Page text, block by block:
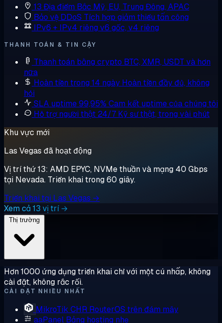
13 Địa điểm Bắc Mỹ, EU, Trung Đông, APAC
Bảo vệ DDoS Tích hợp giảm thiểu tấn công
IPv6 + IPv4 riêng v6 gốc, v4 riêng
THANH TOÁN & TIN CẬY
Thanh toán bằng crypto BTC, XMR, USDT và hơn
nữa
Hoàn tiền trong 14 ngày Hoàn tiền đầy đủ, không
hỏi
SLA uptime 99,95% Cam kết uptime của chúng tôi
Hỗ trợ người thật 24/7 Kỹ sư thật, trong vài phút
Khu vực mới
Las Vegas đã hoạt động
Vị trí thứ 13: AMD EPYC, NVMe thuần và mạng 40 Gbps
tại Nevada. Triển khai trong 60 giây.
Triển khai tại Las Vegas →
Xem cả 13 vị trí →
Hơn 1000 ứng dụng triển khai chỉ với một cú nhấp, không
cài đặt, không rắc rối.
CÀI ĐẶT NHIỀU NHẤT
MikroTik CHR RouterOS trên đám mây
aaPanel Bảng hosting nhẹ